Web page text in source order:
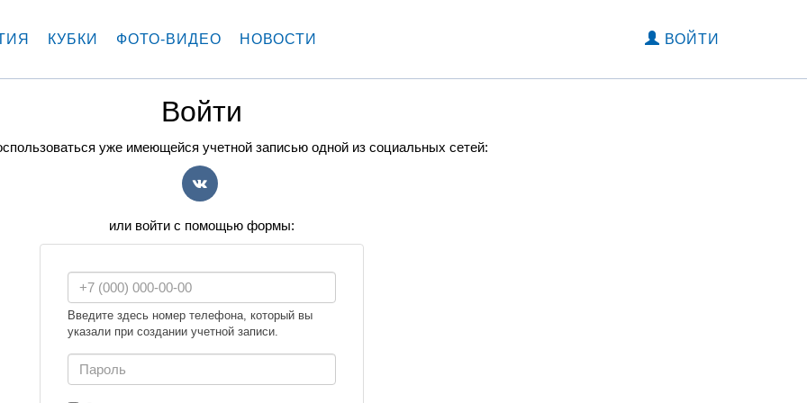
КУБКИ ФОТО-ВИДЕО НОВОСТИ ВОЙТИ
Войти
уже имеющейся учетной записью одной из социальных сетей:
или войти с помощью формы:
Введите здесь номер телефона, который вы
указали при создании учетной записи.